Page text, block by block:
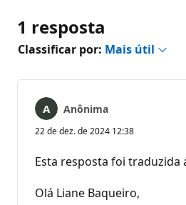
1 resposta
Classificar por: Mais útil
Anônima
22 de dez. de 2024 12:38
Esta resposta foi
Olá Liane Baqueiro,